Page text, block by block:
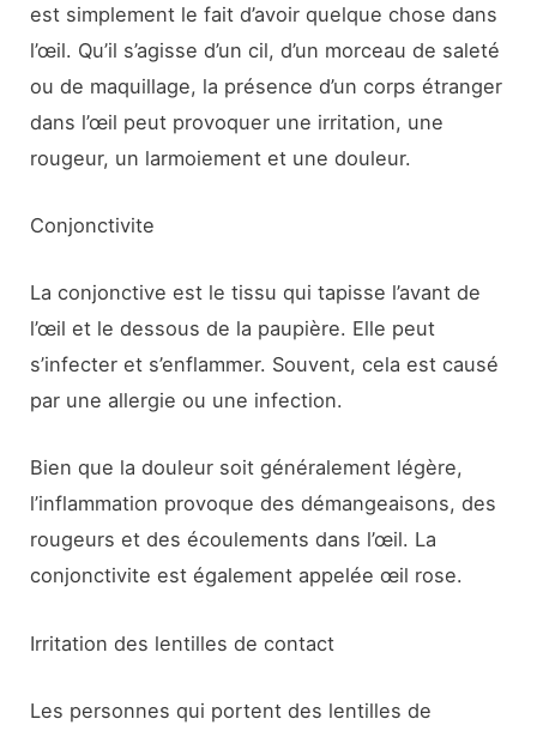
est simplement le fait d’avoir quelque chose dans
l’œil. Qu’il s’agisse d’un cil, d’un morceau de saleté
ou de maquillage, la présence d’un corps étranger
dans l’œil peut provoquer une irritation, une
rougeur, un larmoiement et une douleur.
Conjonctivite
La conjonctive est le tissu qui tapisse l’avant de
l’œil et le dessous de la paupière. Elle peut
s’infecter et s’enflammer. Souvent, cela est causé
par une allergie ou une infection.
Bien que la douleur soit généralement légère,
l’inflammation provoque des démangeaisons, des
rougeurs et des écoulements dans l’œil. La
conjonctivite est également appelée œil rose.
Irritation des lentilles de contact
Les personnes qui portent des lentilles de